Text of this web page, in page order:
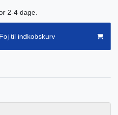
2-4 dage.
Foj til indkobskurv